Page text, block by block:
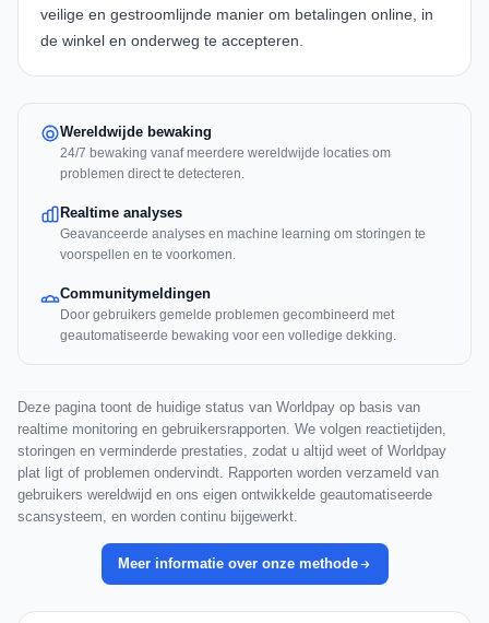
veilige en gestroomlijnde manier om betalingen online, in
de winkel en onderweg te accepteren.
Wereldwijde bewaking
24/7 bewaking vanaf meerdere wereldwijde locaties om
problemen direct te detecteren.
Realtime analyses
Geavanceerde analyses en machine learning om storingen te
voorspellen en te voorkomen.
Communitymeldingen
Door gebruikers gemelde problemen gecombineerd met
geautomatiseerde bewaking voor een volledige dekking.
Deze pagina toont de huidige status van Worldpay op basis van
realtime monitoring en gebruikersrapporten. We volgen reactietijden,
storingen en verminderde prestaties, zodat u altijd weet of Worldpay
plat ligt of problemen ondervindt. Rapporten worden verzameld van
gebruikers wereldwijd en ons eigen ontwikkelde geautomatiseerde
scansysteem, en worden continu bijgewerkt.
Meer informatie over onze methode